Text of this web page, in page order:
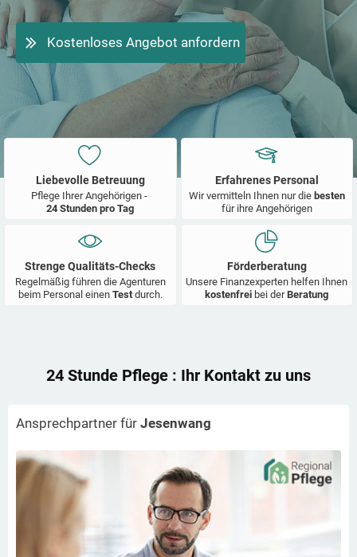
Kostenloses Angebot anfordern
Liebevolle Betreuung
Pflege Ihrer Angehörigen -
24 Stunden pro Tag
Erfahrenes Personal
Wir vermitteln Ihnen nur die besten
für ihre Angehörigen
Strenge Qualitäts-Checks
Regelmäßig führen die Agenturen
beim Personal einen Test durch.
Förderberatung
Unsere Finanzexperten helfen Ihnen
kostenfrei bei derBeratung
24 Stunde Pflege : Ihr Kontakt zu uns
Ansprechpartner für Jesenwang